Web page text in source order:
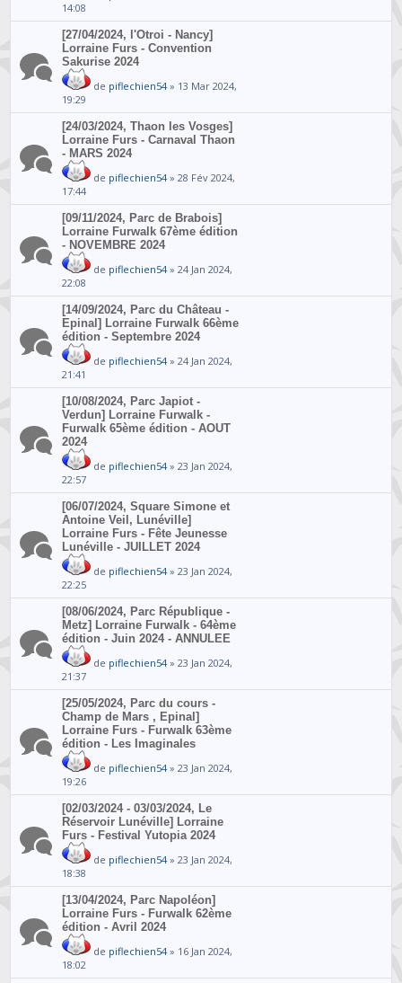
14:08
[27/04/2024, l'Otroi - Nancy]
Lorraine Furs - Convention
Sakurise 2024
de piflechien54» 13 Mar 2024,
19:29
[24/03/2024, Thaon les Vosges]
Lorraine Furs - Carnaval Thaon
- MARS 2024
de piflechien54» 28 Fév 2024,
17:44
[09/11/2024, Parc de Brabois]
Lorraine Furwalk 67ème édition
- NOVEMBRE 2024
de piflechien54» 24 Jan 2024,
22:08
[14/09/2024, Parc du Château -
Epinal] Lorraine Furwalk 66ème
édition - Septembre 2024
de piflechien54» 24 Jan 2024,
21:41
[10/08/2024, Parc Japiot -
Verdun] Lorraine Furwalk -
Furwalk 65ème édition - AOUT
2024
de piflechien54» 23 Jan 2024,
22:57
[06/07/2024, Square Simone et
Antoine Veil, Lunéville]
Lorraine Furs - Fête Jeunesse
Lunéville - JUILLET 2024
de piflechien54» 23 Jan 2024,
22:25
[08/06/2024, Parc République -
Metz] Lorraine Furwalk - 64ème
édition - Juin 2024 - ANNULEE
de piflechien54» 23 Jan 2024,
21:37
[25/05/2024, Parc du cours -
Champ de Mars , Epinal]
Lorraine Furs - Furwalk 63ème
édition - Les Imaginales
de piflechien54» 23 Jan 2024,
19:26
[02/03/2024 - 03/03/2024, Le
Réservoir Lunéville] Lorraine
Furs - Festival Yutopia 2024
de piflechien54» 23 Jan 2024,
18:38
[13/04/2024, Parc Napoléon]
Lorraine Furs - Furwalk 62ème
édition - Avril 2024
de piflechien54» 16 Jan 2024,
18:02